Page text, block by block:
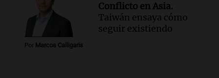
Por Marcos Calligaris
Conflicto en Asia.
Taiwán ensaya cómo
seguir existiendo